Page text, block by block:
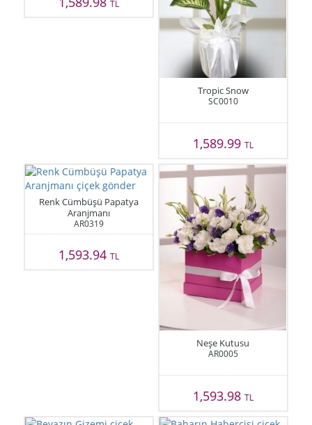
TL
Tropic Snow
SC0010
1,589.99 TL
Renk Cümbüşü Papatya
Aranjmanı
AR0319
1,593.94TL
Neşe Kutusu
AR0005
1,593.98 TL